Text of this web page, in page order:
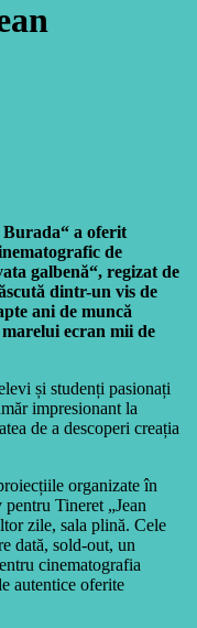
a oferit
de
galbenă“, regizat de
dintr-un vis de
ani de muncă
ecran mii de
și studenți pasionați
impresionant la
de a descoperi creația
organizate în
Tineret „Jean
zile, sala plină. Cele
dată, sold-out, un
cinematografia
autentice oferite